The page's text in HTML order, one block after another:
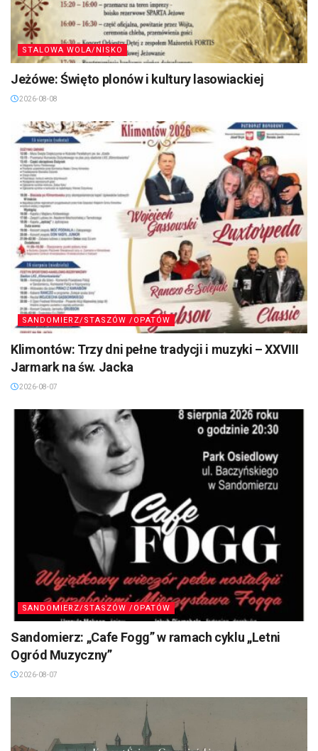
STALOWA WOLA/NISKO
Jeżówe: Święto plonów i kultury lasowiackiej
2026-08-08
SANDOMIERZ/STASZÓW /OPATÓW
Klimontów: Trzy dni pełne tradycji i muzyki – XXVIII
Jarmark na św. Jacka
2026-08-07
SANDOMIERZ/STASZÓW /OPATÓW
Sandomierz: „Cafe Fogg” w ramach cyklu „Letni
Ogród Muzyczny”
2026-08-07